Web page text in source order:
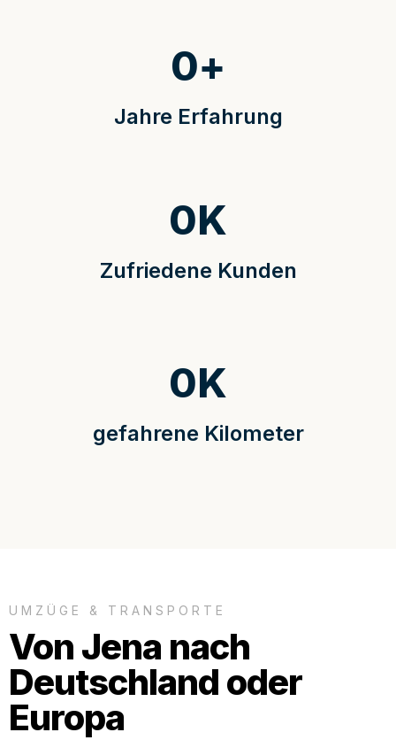
Jahre Erfahrung
0+
Zufriedene Kunden
0K
gefahrene Kilometer
0K
UMZÜGE & TRANSPORTE
Von Jena nach
Deutschland oder
Europa